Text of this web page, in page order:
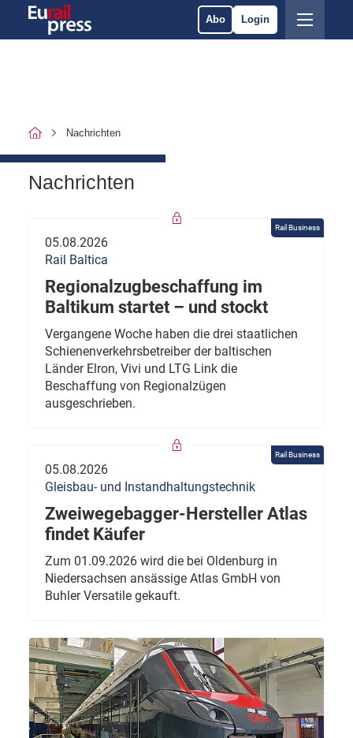
Abo Login
Nachrichten
Nachrichten
Rail Business
05.08.2026
Rail Baltica
Regionalzugbeschaffung im
Baltikum startet – und stockt
Vergangene Woche haben die drei staatlichen
Schienenverkehrsbetreiber der baltischen
Länder Elron, Vivi und LTG Link die
Beschaffung von Regionalzügen
ausgeschrieben.
Rail Business
05.08.2026
Gleisbau- und Instandhaltungstechnik
Zweiwegebagger-Hersteller Atlas
findet Käufer
Zum 01.09.2026 wird die bei Oldenburg in
Niedersachsen ansässige Atlas GmbH von
Buhler Versatile gekauft.